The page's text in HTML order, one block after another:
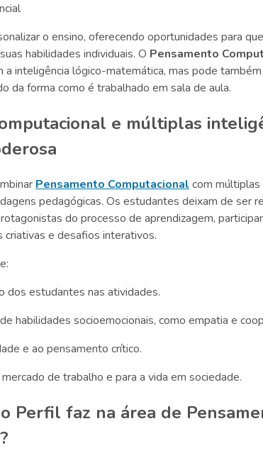
o ensino, oferecendo oportunidades para
habilidades individuais. O Pensamento
a inteligência lógico-matemática, mas pode
da forma como é trabalhado em sala de aula.
e múltiplas
Pensamento Computacional com
pedagógicas. Os estudantes deixam de ser
do processo de aprendizagem,
criativas e desafios interativos.
dos estudantes nas atividades.
habilidades socioemocionais, como empatia e
e ao pensamento crítico.
de trabalho e para a vida em sociedade.
Perfil faz na área de